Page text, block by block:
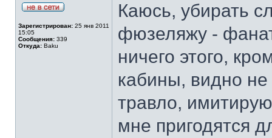
Зарегистрирован: 25 янв 2011
15:05
Сообщения: 339
Откуда: Baku
Каюсь, убирать
фюзеляжу -
ничего этого,
кабины, видно
травло,
мне пригодятся